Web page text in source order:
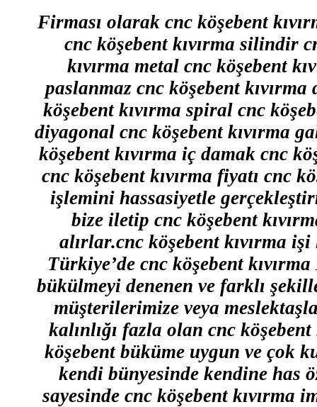
Firması olarak cnc köşebent
cnc köşebent kıvırma silindir
kıvırma metal cnc köşebent
paslanmaz cnc köşebent
köşebent kıvırma spiral cnc
diyagonal cnc köşebent kıvırma
köşebent kıvırma iç damak cnc
cnc köşebent kıvırma fiyatı cnc
işlemini hassasiyetle
bize iletip cnc köşebent
alırlar.cnc köşebent kıvırma
Türkiye’de cnc köşebent
bükülmeyi denenen ve farklı
müşterilerimize veya
kalınlığı fazla olan cnc
köşebent büküme uygun ve çok
kendi bünyesinde kendine has
sayesinde cnc köşebent kıvırma